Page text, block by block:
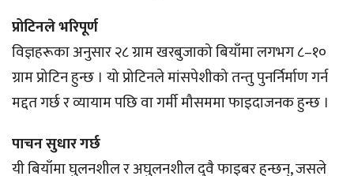
प्रोटिनले भरिपूर्ण
विज्ञहरूका अनुसार २८ ग्राम खरबुजाको बियाँमा लगभग ८–१०
ग्राम प्रोटिन हुन्छ । यो प्रोटिनले मांसपेशीको तन्तु पुनर्निर्माण गर्न
मद्दत गर्छ र व्यायाम पछि वा गर्मी मौसममा फाइदाजनक हुन्छ ।
पाचन सुधार गर्छ
यी बियाँमा घुलनशील र अघुलनशील दुवै फाइबर हुन्छन्, जसले